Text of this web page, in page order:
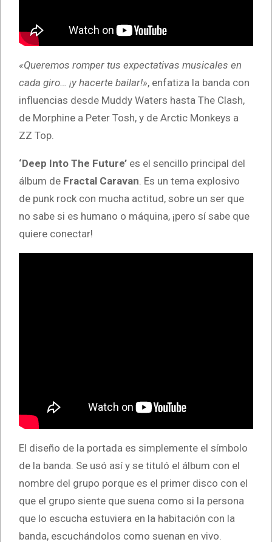
«Queremos romper tus expectativas musicales en
cada giro… ¡y hacerte bailar!», enfatiza la banda con
influencias desde Muddy Waters hasta The Clash,
de Morphine a Peter Tosh, y de Arctic Monkeys a
ZZ Top.
‘Deep Into The Future’ es el sencillo principal del
álbum de Fractal Caravan. Es un tema explosivo
de punk rock con mucha actitud, sobre un ser que
no sabe si es humano o máquina, ¡pero sí sabe que
quiere conectar!
El diseño de la portada es simplemente el símbolo
de la banda. Se usó así y se tituló el álbum con el
nombre del grupo porque es el primer disco con el
que el grupo siente que suena como si la persona
que lo escucha estuviera en la habitación con la
banda, escuchándolos como suenan en vivo.